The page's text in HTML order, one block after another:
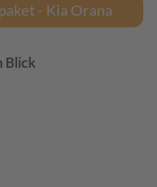
- Kia Orana
Blick